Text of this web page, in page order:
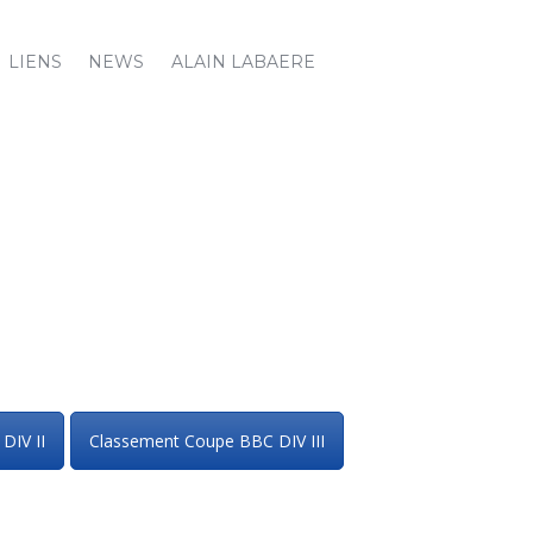
LIENS NEWS ALAIN LABAERE
II Classement Coupe BBC DIV III